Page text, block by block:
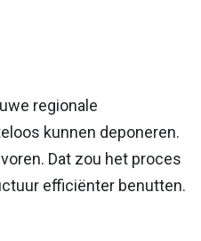
regionale
kunnen deponeren.
Dat zou het proces
efficiënter benutten.